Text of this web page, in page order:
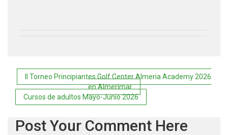
Navegación
de
II Torneo Principiantes Golf Center Almeria Academy 2026
en Almerimar
Cursos de adultos Mayo-Junio 2026
Post Your Comment Here